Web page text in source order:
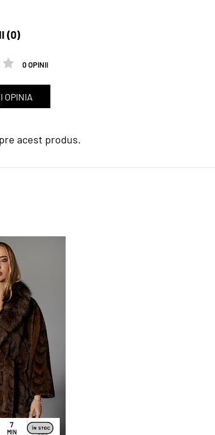
(0)
0 OPINII
OPINIA
acest produs.
7
MIN
48
SEC